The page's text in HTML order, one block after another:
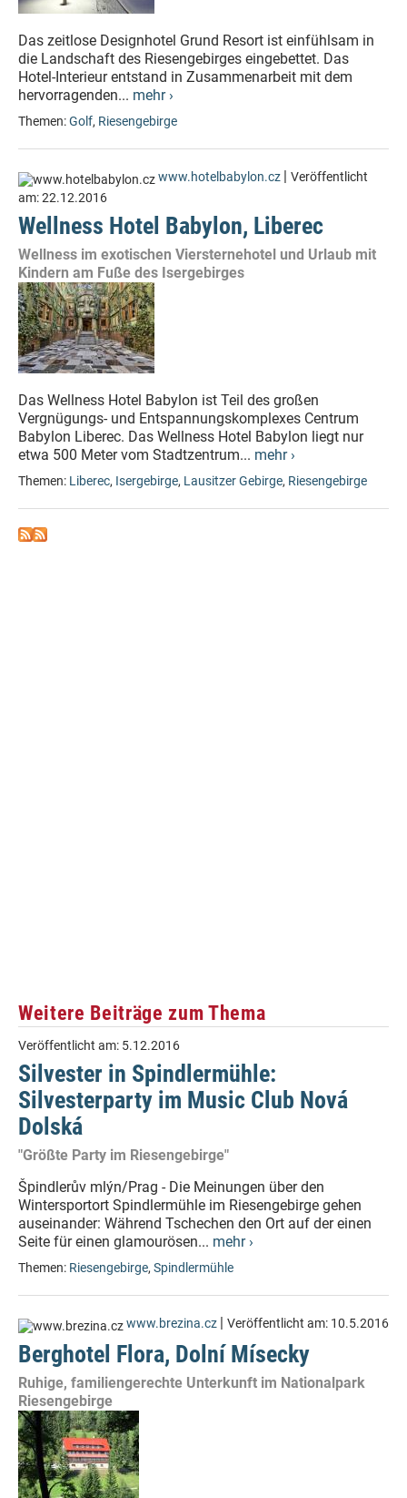
Das zeitlose Designhotel Grund Resort ist einfühlsam in
die Landschaft des Riesengebirges eingebettet. Das
Hotel-Interieur entstand in Zusammenarbeit mit dem
hervorragenden... mehr ›
Themen:Golf, Riesengebirge
www.hotelbabylon.cz | Veröffentlicht
am:22.12.2016
Wellness Hotel Babylon, Liberec
Wellness im exotischen Viersternehotel und Urlaub mit
Kindern am Fuße des Isergebirges
Das Wellness Hotel Babylon ist Teil des großen
Vergnügungs- und Entspannungskomplexes Centrum
Babylon Liberec. Das Wellness Hotel Babylon liegt nur
etwa 500 Meter vom Stadtzentrum... mehr ›
Themen: Liberec, Isergebirge, Lausitzer Gebirge, Riesengebirge
Weitere Beiträge zum Thema
Veröffentlicht am: 5.12.2016
Silvester in Spindlermühle:
Silvesterparty im Music Club Nová
Dolská
"Größte Party im Riesengebirge"
Špindlerův mlýn/Prag - Die Meinungen über den
Wintersportort Spindlermühle im Riesengebirge gehen
auseinander: Während Tschechen den Ort auf der einen
Seite für einen glamourösen... mehr ›
Themen: Riesengebirge, Spindlermühle
www.brezina.cz | Veröffentlicht am: 10.5.2016
Berghotel Flora, Dolní Mísecky
Ruhige, familiengerechte Unterkunft im Nationalpark
Riesengebirge